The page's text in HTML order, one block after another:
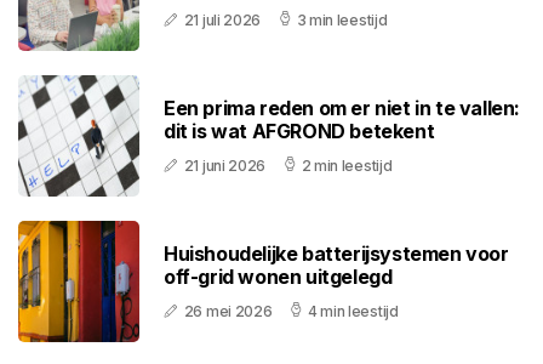
21 juli 2026 3 min leestijd
Een prima reden om er niet in te vallen:
dit is wat AFGROND betekent
21 juni 2026 2 min leestijd
Huishoudelijke batterijsystemen voor
off-grid wonen uitgelegd
26 mei 2026 4 min leestijd